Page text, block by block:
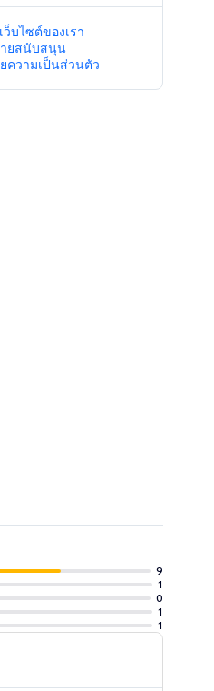
ว็บไซต์ของเรา
ยสนับสนุน
ความเป็นส่วนตัว
9
1
0
1
1